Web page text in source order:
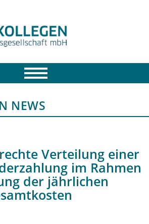
NEWS
Verteilung einer
im Rahmen
der jährlichen